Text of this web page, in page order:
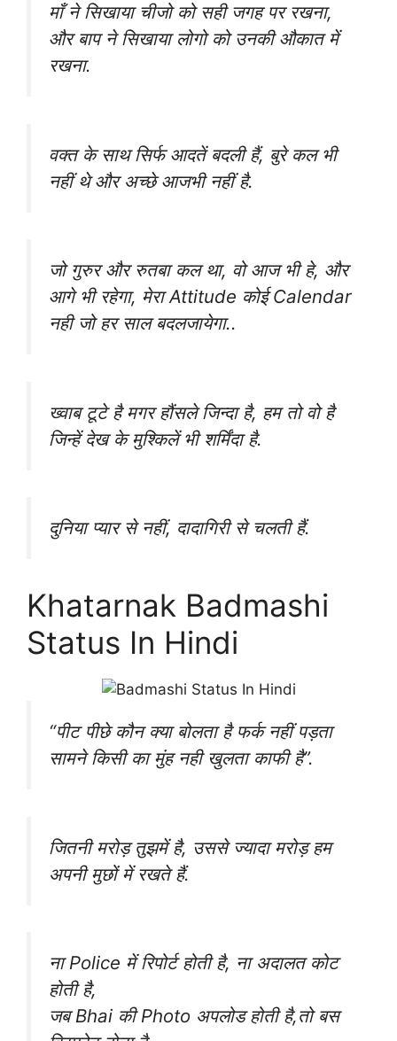
माँ ने सिखाया चीजो को सही जगह पर रखना,
और बाप ने सिखाया लोगो को उनकी औकात में
रखना.
वक्त के साथ सिर्फ आदतें बदली हैं, बुरे कल भी
नहीं थे और अच्छे आजभी नहीं है.
जो गुरुर और रुतबा कल था, वो आज भी हे, और
आगे भी रहेगा, मेरा Attitude कोई Calendar
नही जो हर साल बदलजायेगा..
ख्वाब टूटे है मगर हौंसले जिन्दा है, हम तो वो है
जिन्हें देख के मुश्किलें भी शर्मिंदा है.
दुनिया प्यार से नहीं, दादागिरी से चलती हैं.
Khatarnak Badmashi
Status In Hindi
“पीट पीछे कौन क्या बोलता है फर्क नहीं पड़ता
सामने किसी का मुंह नही खुलता काफी है”.
जितनी मरोड़ तुझमें है, उससे ज्यादा मरोड़ हम
अपनी मुछों में रखते हैं.
ना Police में रिपोर्ट होती है, ना अदालत कोट
होती है,
जब Bhai की Photo अपलोड होती है,तो बस